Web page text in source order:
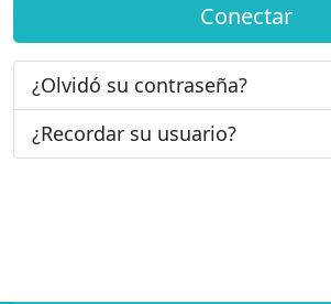
Conectar
¿Olvidó su contraseña?
¿Recordar su usuario?